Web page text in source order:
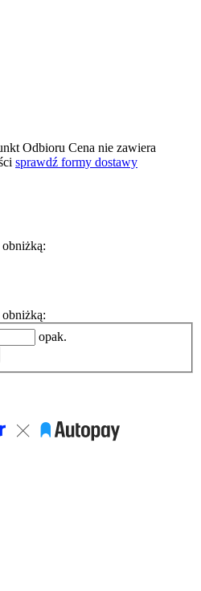
Odbioru Cena nie zawiera
sprawdź formy dostawy
opak.